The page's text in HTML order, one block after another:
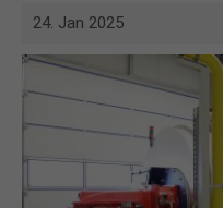
24. Jan 2025